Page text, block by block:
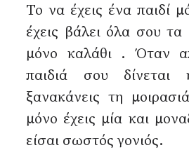
Το να έχεις ένα παιδί
έχεις βάλει όλα σου
μόνο καλάθι . Όταν
παιδιά σου δίνεται
ξανακάνεις τη
μόνο έχεις μία και
είσαι σωστός γονιός.